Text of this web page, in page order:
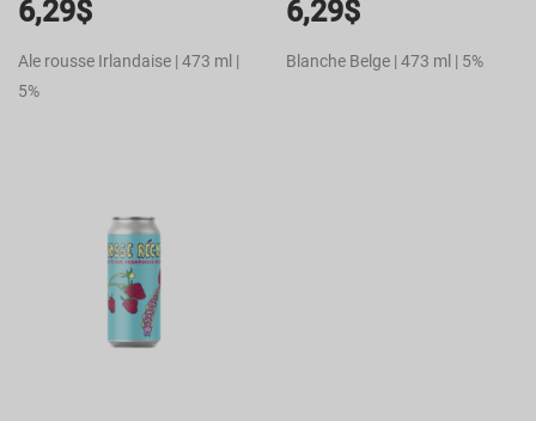
6,29$
Ale rousse Irlandaise | 473 ml |
5%
6,29$
Blanche Belge | 473 ml | 5%